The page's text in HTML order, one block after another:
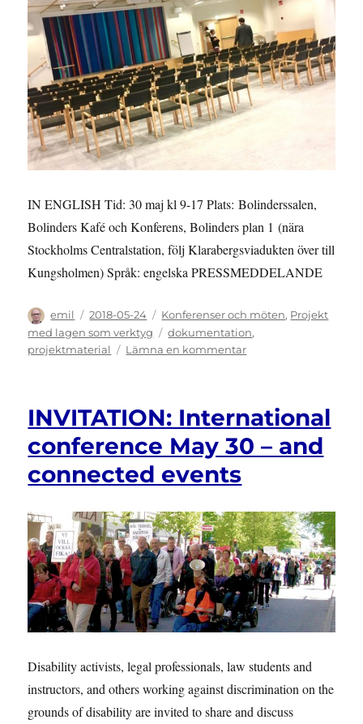
IN ENGLISH Tid: 30 maj kl 9-17 Plats: Bolinderssalen,
Bolinders Kafé och Konferens, Bolinders plan 1 (nära
Stockholms Centralstation, följ Klarabergsviadukten över till
Kungsholmen) Språk: engelska PRESSMEDDELANDE
Författare
emil
Publicerat
den
2018-05-24 Kategorier
Konferenser och möten, Projekt
med lagen som verktyg
Etiketter
dokumentation,
projektmaterial
Lämna en kommentartill
USING
LAW
INVITATION: International
conference May 30 – and
connected events
Disability activists, legal professionals, law students and
instructors, and others working against discrimination on the
grounds of disability are invited to share and discuss